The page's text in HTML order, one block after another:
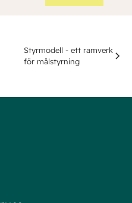
Styrmodell - ett ramverk
för målstyrning